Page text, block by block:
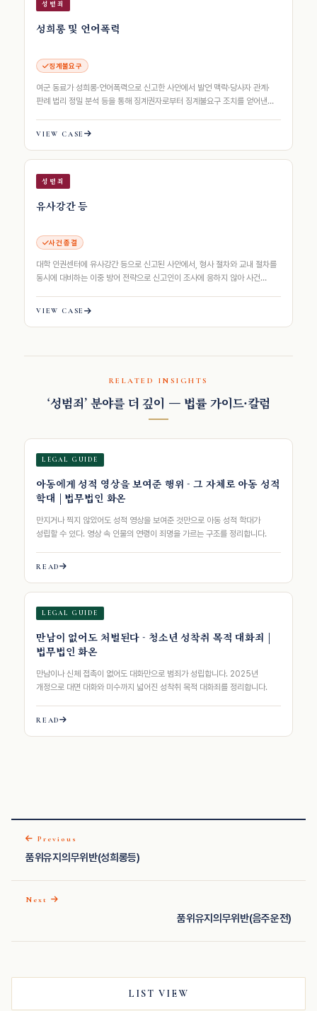
성범죄
성희롱 및 언어폭력
징계불요구
여군 동료가 성희롱·언어폭력으로 신고한 사안에서 발언 맥락·당사자 관계·
판례 법리 정밀 분석 등을 통해 징계권자로부터 징계불요구 조치를 얻어낸
VIEW CASE
성범죄
유사강간 등
사건 종결
대학 인권센터에 유사강간 등으로 신고된 사안에서, 형사 절차와 교내 절차를
동시에 대비하는 이중 방어 전략으로 신고인이 조사에 응하지 않아 사건
VIEW CASE
RELATED INSIGHTS
‘성범죄’ 분야를 더 깊이 — 법률 가이드·칼럼
LEGAL GUIDE
아동에게 성적 영상을 보여준 행위 - 그 자체로 아동 성적
학대 | 법무법인 화온
만지거나 찍지 않았어도 성적 영상을 보여준 것만으로 아동 성적 학대가
성립할 수 있다. 영상 속 인물의 연령이 죄명을 가르는 구조를 정리합니다.
READ
LEGAL GUIDE
만남이 없어도 처벌된다 - 청소년 성착취 목적 대화죄 |
법무법인 화온
만남이나 신체 접촉이 없어도 대화만으로 범죄가 성립합니다. 2025년
개정으로 대면 대화와 미수까지 넓어진 성착취 목적 대화죄를 정리합니다.
READ
Previous
품위유지의무위반(성희롱등)
Next
품위유지의무위반(음주운전)
LIST VIEW